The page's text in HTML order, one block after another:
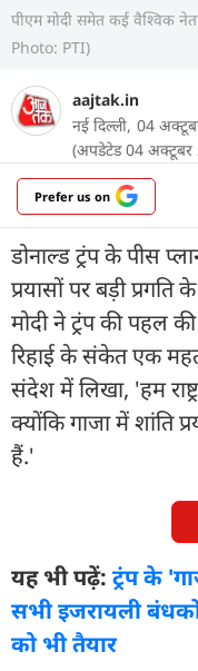
पीएम मोदी समेत कई वैश्विक
Photo: PTI)
aajtak.in
नई दिल्ली, 04
(अपडेटेड 04 अक्टूबर
Prefer us on
डोनाल्ड ट्रंप के पीस
प्रयासों पर बड़ी प्रगति
मोदी ने ट्रंप की पहल
रिहाई के संकेत एक
संदेश में लिखा, 'हम
क्योंकि गाजा में शांति
हैं.'
यह भी पढ़ें: ट्रंप के
सभी इजरायली
को भी तैयार